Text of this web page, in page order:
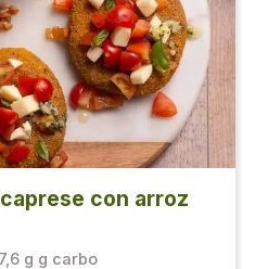
con arroz
g g carbo